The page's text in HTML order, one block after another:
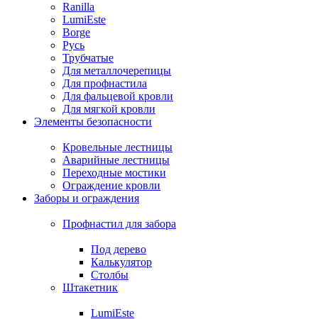
Ranilla
LumiEste
Borge
Русь
Трубчатые
Для металлочерепицы
Для профнастила
Для фальцевой кровли
Для мягкой кровли
Элементы безопасности
Кровельные лестницы
Аварийные лестницы
Переходные мостики
Ограждение кровли
Заборы и ограждения
Профнастил для забора
Под дерево
Калькулятор
Столбы
Штакетник
LumiEste